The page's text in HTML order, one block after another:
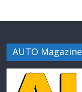
AUTO Magazine